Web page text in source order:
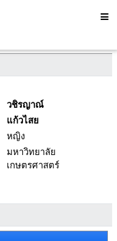
วชิรญาณ์
แก้วไสย
หญิง
มหาวิทยาลัย
เกษตรศาสตร์